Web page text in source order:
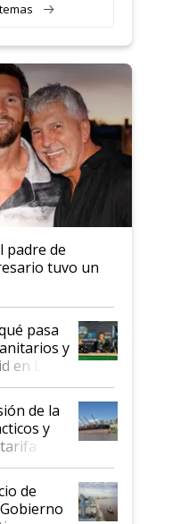
padre de
tuvo un
pasa
y
en La
de la
y
de
de